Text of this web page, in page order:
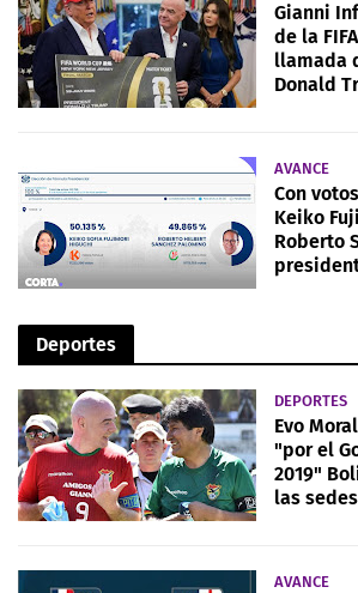
Gianni
de la
llamada
Donald
AVANCE
Con
Keiko
Roberto
Deportes
DEPORTES
Evo
"por el
2019"
las
AVANCE